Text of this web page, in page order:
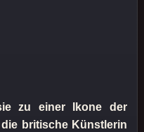
zu einer Ikone der
britische Künstlerin